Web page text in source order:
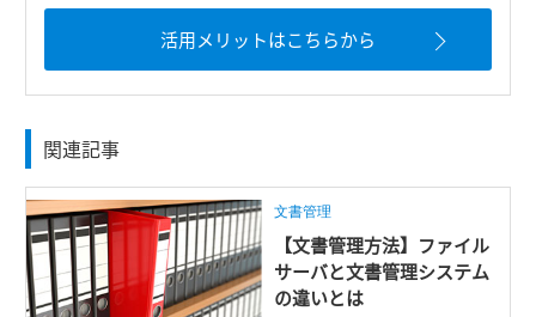
活用メリットはこちらから
関連記事
文書管理
【文書管理方法】ファイル
サーバと文書管理システム
の違いとは